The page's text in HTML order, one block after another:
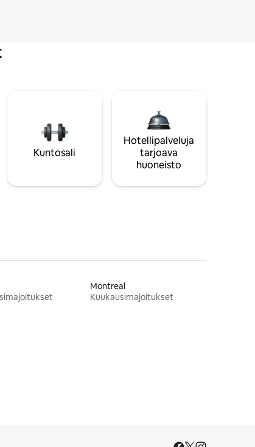
Kuntosali
Hotellipalveluja
tarjoava
huoneisto
Montreal
Kuukausimajoitukset